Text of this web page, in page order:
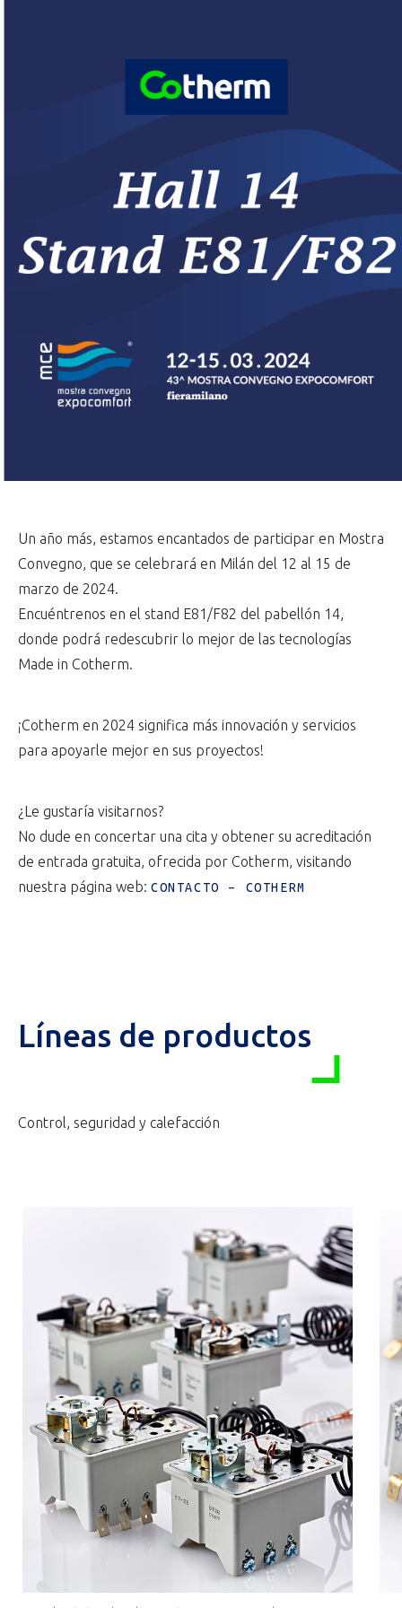
Un año más, estamos encantados de participar en Mostra
Convegno, que se celebrará en Milán del 12 al 15 de
marzo de 2024.
Encuéntrenos en el stand E81/F82 del pabellón 14,
donde podrá redescubrir lo mejor de las tecnologías
Made in Cotherm.
¡Cotherm en 2024 significa más innovación y servicios
para apoyarle mejor en sus proyectos!
¿Le gustaría visitarnos?
No dude en concertar una cita y obtener su acreditación
de entrada gratuita, ofrecida por Cotherm, visitando
nuestra página web: CONTACTO – COTHERM
Líneas de productos
Control, seguridad y calefacción